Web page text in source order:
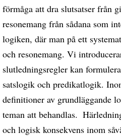
förmåga att dra slutsatser från
resonemang från sådana som
logiken, där man på ett
och resonemang. Vi
slutledningsregler kan
satslogik och predikatlogik.
definitioner av grundläggande
teman att behandlas. 
och logisk konsekvens inom